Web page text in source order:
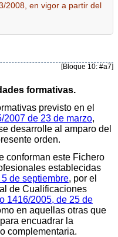
2008, en vigor a partir del
[Bloque 10: #a7]
formativas.
previsto en el
2007 de 23 de marzo,
desarrolle al amparo del
orden.
conforman este Fichero
establecidas
de septiembre, por el
de Cualificaciones
1416/2005, de 25 de
en aquellas otras que
encuadrar la
complementaria.